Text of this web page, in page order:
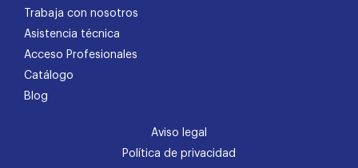
Trabaja con nosotros
Asistencia técnica
Acceso Profesionales
Catálogo
Blog
Aviso legal
Política de privacidad